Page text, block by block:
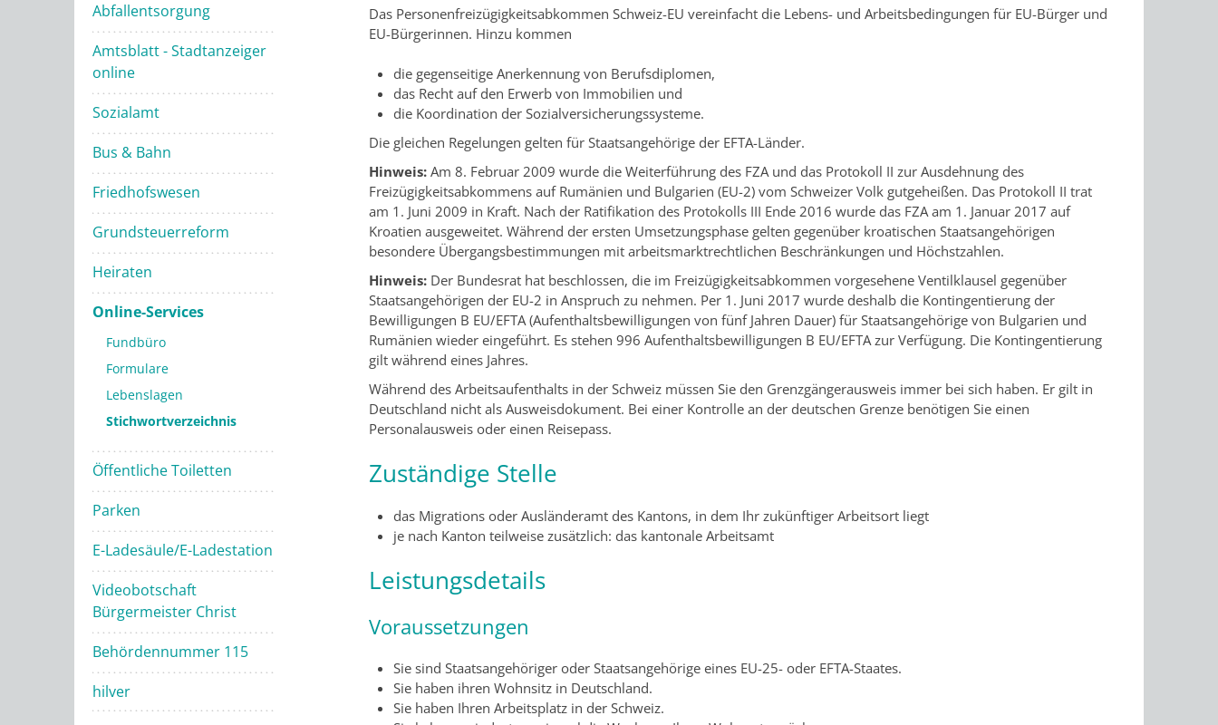
Abfallentsorgung
Amtsblatt - Stadtanzeiger
online
Sozialamt
Bus & Bahn
Friedhofswesen
Grundsteuerreform
Heiraten
Online-Services
Fundbüro
Formulare
Lebenslagen
Stichwortverzeichnis
Öffentliche Toiletten
Parken
E-Ladesäule/E-Ladestation
Videobotschaft
Bürgermeister Christ
Behördennummer 115
hilver
Das Personenfreizügigkeitsabkommen Schweiz-EU vereinfacht die Lebens- und Arbeitsbedingungen für EU-Bürger und
EU-Bürgerinnen. Hinzu kommen
die gegenseitige Anerkennung von Berufsdiplomen,
das Recht auf den Erwerb von Immobilien und
die Koordination der Sozialversicherungssysteme.
Die gleichen Regelungen gelten für Staatsangehörige der EFTA-Länder.
Hinweis: Am 8. Februar 2009 wurde die Weiterführung des FZA und das Protokoll II zur Ausdehnung des
Freizügigkeitsabkommens auf Rumänien und Bulgarien (EU-2) vom Schweizer Volk gutgeheißen. Das Protokoll II trat
am 1. Juni 2009 in Kraft. Nach der Ratifikation des Protokolls III Ende 2016 wurde das FZA am 1. Januar 2017 auf
Kroatien ausgeweitet. Während der ersten Umsetzungsphase gelten gegenüber kroatischen Staatsangehörigen
besondere Übergangsbestimmungen mit arbeitsmarktrechtlichen Beschränkungen und Höchstzahlen.
Hinweis: Der Bundesrat hat beschlossen, die im Freizügigkeitsabkommen vorgesehene Ventilklausel gegenüber
Staatsangehörigen der EU-2 in Anspruch zu nehmen. Per 1. Juni 2017 wurde deshalb die Kontingentierung der
Bewilligungen B EU/EFTA (Aufenthaltsbewilligungen von fünf Jahren Dauer) für Staatsangehörige von Bulgarien und
Rumänien wieder eingeführt. Es stehen 996 Aufenthaltsbewilligungen B EU/EFTA zur Verfügung. Die Kontingentierung
gilt während eines Jahres.
Während des Arbeitsaufenthalts in der Schweiz müssen Sie den Grenzgängerausweis immer bei sich haben. Er gilt in
Deutschland nicht als Ausweisdokument. Bei einer Kontrolle an der deutschen Grenze benötigen Sie einen
Personalausweis oder einen Reisepass.
Zuständige Stelle
das Migrations oder Ausländeramt des Kantons, in dem Ihr zukünftiger Arbeitsort liegt
je nach Kanton teilweise zusätzlich: das kantonale Arbeitsamt
Leistungsdetails
Voraussetzungen
Sie sind Staatsangehöriger oder Staatsangehörige eines EU-25- oder EFTA-Staates.
Sie haben ihren Wohnsitz in Deutschland.
Sie haben Ihren Arbeitsplatz in der Schweiz.